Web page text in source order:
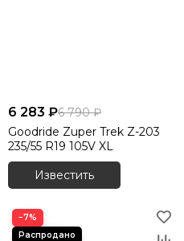
6 283 ₽6 790 ₽
Goodride Zuper Trek Z-203
235/55 R19 105V XL
Известить
−7%